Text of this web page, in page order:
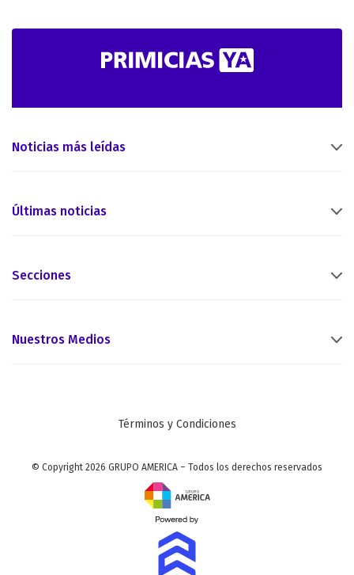
Noticias más leídas
Últimas noticias
Secciones
Nuestros Medios
Términos y Condiciones
© Copyright 2026 GRUPO AMERICA – Todos los derechos reservados